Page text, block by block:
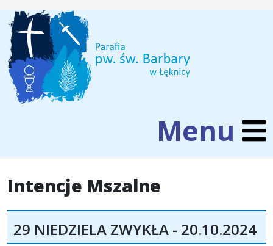
Intencje Mszalne
29 NIEDZIELA ZWYKŁA - 20.10.2024